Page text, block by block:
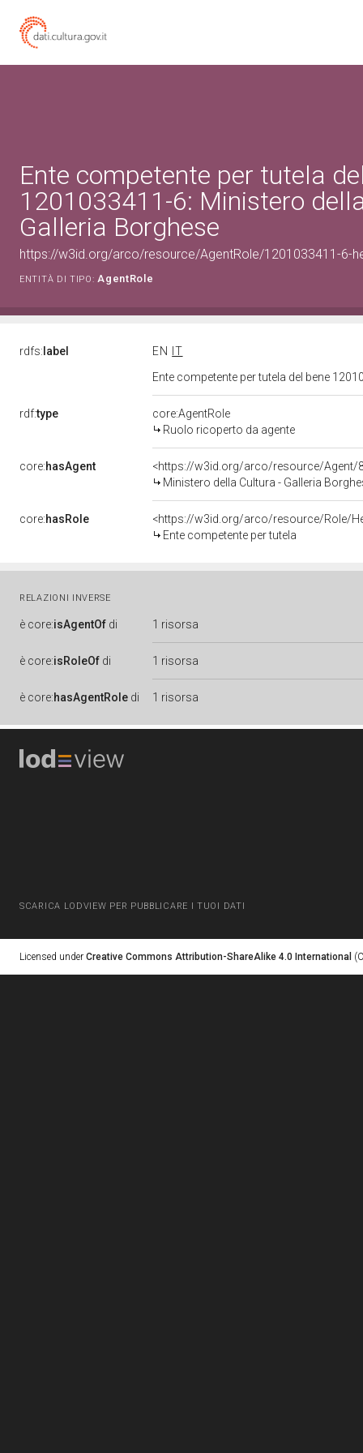
Ente competente per tutela
1201033411-6: Ministero
Galleria Borghese
https://w3id.org/arco/resource/AgentRole/1201033411-6-
ENTITÀ DI TIPO: AgentRole
rdfs: label EN
IT
Ente competente per tutela del bene
rdf:type
core:AgentRole
Ruolo ricoperto da agente
core:hasAgent
<https://w3id.org/arco/resource/Agent/
Ministero della Cultura - Galleria
core:hasRole
<https://w3id.org/arco/resource/Role/
Ente competente per tutela
RELAZIONI INVERSE
è core:isAgentOf di 1 risorsa
è core:isRoleOf di 1 risorsa
è core:hasAgentRole di 1 risorsa
SCARICA LODVIEW PER PUBBLICARE I TUOI DATI
Licensed under Creative Commons Attribution-ShareAlike 4.0 International